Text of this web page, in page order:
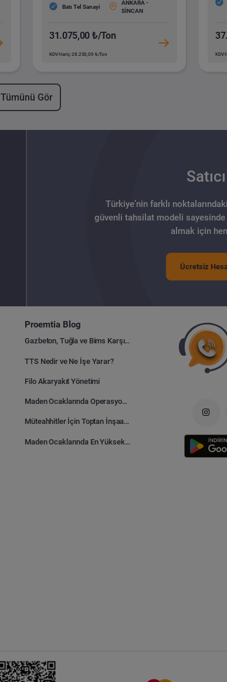
Batı Tel Sanayi
ANKARA -
SİNCAN
31.075,00 ₺/Ton
KDV Hariç: 28.250,00 ₺/Ton KDV
Tümünü Gör
Türkiye’nin farklı
güvenli tahsilat modeli
almak için
Ücretsiz
Proemtia Blog
Gazbeton, Tuğla ve Bims Karşılaştırması: Hangisi Daha Avantajlı?
TTS Nedir ve Ne İşe Yarar?
Filo Akaryakıt Yönetimi
Maden Ocaklarında Operasyonel Verimlilik Nasıl Arttırılır?
Müteahhitler İçin Toptan İnşaat Malzemesi Satın Alma Rehberi
Maden Ocaklarında En Yüksek Gider Kalemleri Nelerdir?